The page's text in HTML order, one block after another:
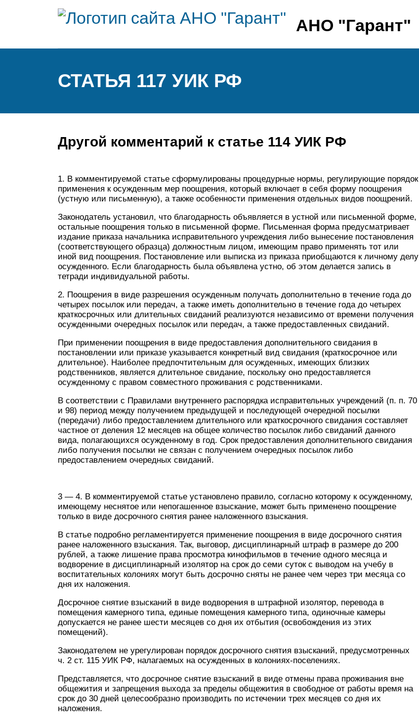
АНО "Гарант"
СТАТЬЯ 117 УИК РФ
Другой комментарий к статье 114 УИК РФ
1. В комментируемой статье сформулированы процедурные нормы, регулирующие порядок
применения к осужденным мер поощрения, который включает в себя форму поощрения
(устную или письменную), а также особенности применения отдельных видов поощрений.
Законодатель установил, что благодарность объявляется в устной или письменной форме,
остальные поощрения только в письменной форме. Письменная форма предусматривает
издание приказа начальника исправительного учреждения либо вынесение постановления
(соответствующего образца) должностным лицом, имеющим право применять тот или
иной вид поощрения. Постановление или выписка из приказа приобщаются к личному делу
осужденного. Если благодарность была объявлена устно, об этом делается запись в
тетради индивидуальной работы.
2. Поощрения в виде разрешения осужденным получать дополнительно в течение года до
четырех посылок или передач, а также иметь дополнительно в течение года до четырех
краткосрочных или длительных свиданий реализуются независимо от времени получения
осужденными очередных посылок или передач, а также предоставленных свиданий.
При применении поощрения в виде предоставления дополнительного свидания в
постановлении или приказе указывается конкретный вид свидания (краткосрочное или
длительное). Наиболее предпочтительным для осужденных, имеющих близких
родственников, является длительное свидание, поскольку оно предоставляется
осужденному с правом совместного проживания с родственниками.
В соответствии с Правилами внутреннего распорядка исправительных учреждений (п. п. 70
и 98) период между получением предыдущей и последующей очередной посылки
(передачи) либо предоставлением длительного или краткосрочного свидания составляет
частное от деления 12 месяцев на общее количество посылок либо свиданий данного
вида, полагающихся осужденному в год. Срок предоставления дополнительного свидания
либо получения посылки не связан с получением очередных посылок либо
предоставлением очередных свиданий.
3 — 4. В комментируемой статье установлено правило, согласно которому к осужденному,
имеющему неснятое или непогашенное взыскание, может быть применено поощрение
только в виде досрочного снятия ранее наложенного взыскания.
В статье подробно регламентируется применение поощрения в виде досрочного снятия
ранее наложенного взыскания. Так, выговор, дисциплинарный штраф в размере до 200
рублей, а также лишение права просмотра кинофильмов в течение одного месяца и
водворение в дисциплинарный изолятор на срок до семи суток с выводом на учебу в
воспитательных колониях могут быть досрочно сняты не ранее чем через три месяца со
дня их наложения.
Досрочное снятие взысканий в виде водворения в штрафной изолятор, перевода в
помещения камерного типа, единые помещения камерного типа, одиночные камеры
допускается не ранее шести месяцев со дня их отбытия (освобождения из этих
помещений).
Законодателем не урегулирован порядок досрочного снятия взысканий, предусмотренных
ч. 2 ст. 115 УИК РФ, налагаемых на осужденных в колониях-поселениях.
Представляется, что досрочное снятие взысканий в виде отмены права проживания вне
общежития и запрещения выхода за пределы общежития в свободное от работы время на
срок до 30 дней целесообразно производить по истечении трех месяцев со дня их
наложения.